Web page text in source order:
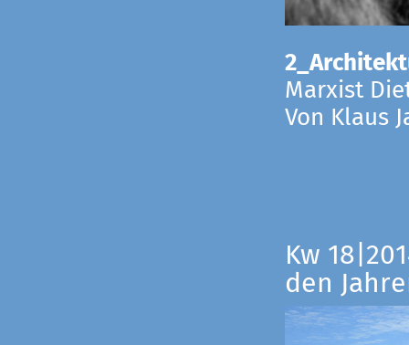
Marxist
Von Klaus
Kw
den